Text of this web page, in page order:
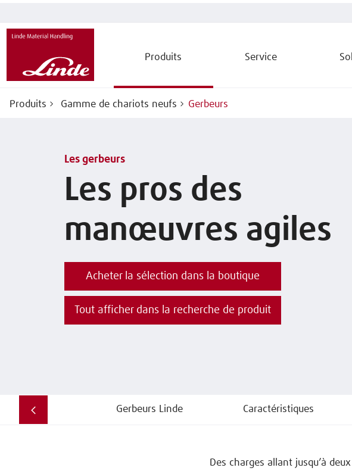
Produits Service
Produits Gamme de chariots neufs Gerbeurs
Les gerbeurs
Les pros des
manœuvres agiles
Acheter la sélection dans la boutique
Tout afficher dans la recherche de produit
Gerbeurs Linde Caractéristiques
Des charges allant jusqu’à